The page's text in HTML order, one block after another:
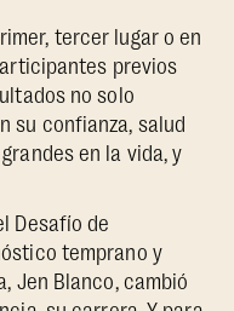
tercer lugar o en
previos
no solo
su confianza, salud
en la vida, y
Desafío de
temprano y
Jen Blanco, cambió